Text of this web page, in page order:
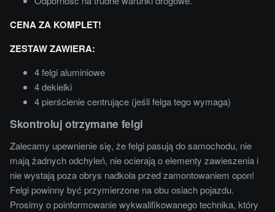
CENA ZA KOMPLET!
ZESTAW ZAWIERA:
4 felgi aluminiowe
4 dekielki
4 pierścienie centrujące (jeśli felga tego wymaga)
Skontroluj otrzymane felgi
Zalecamy upewnienie się, że felgi pasują do samochodu, nie
mają żadnych odchyleń, nie ocierają o elementy zawieszenia i
nie wystają poza obrys nadkola przed zamontowaniem opon!
Felgi powinny być przymierzone na obu osiach pojazdu.
Prosimy o poinformowanie wykwalifikowanego technika, który